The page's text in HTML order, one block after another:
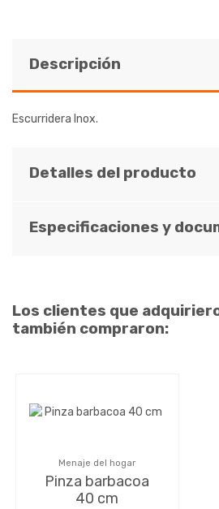
Descripción
Escurridera Inox.
Detalles del producto
Especificaciones y
Los clientes que
también compraron:
Menaje del hogar
Pinza barbacoa
40 cm